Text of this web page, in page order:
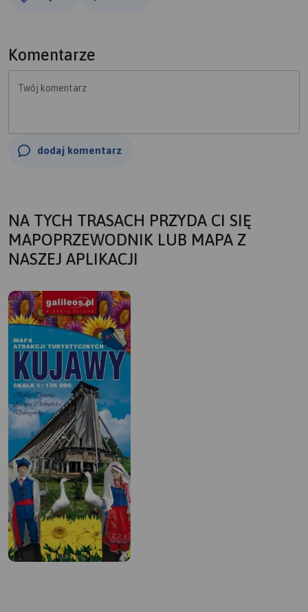
Komentarze
Twój komentarz
dodaj komentarz
NA TYCH TRASACH PRZYDA CI SIĘ
MAPOPRZEWODNIK LUB MAPA Z
NASZEJ APLIKACJI